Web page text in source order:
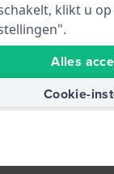
met een
te douchen.
klikt u
Alles
Cookie-